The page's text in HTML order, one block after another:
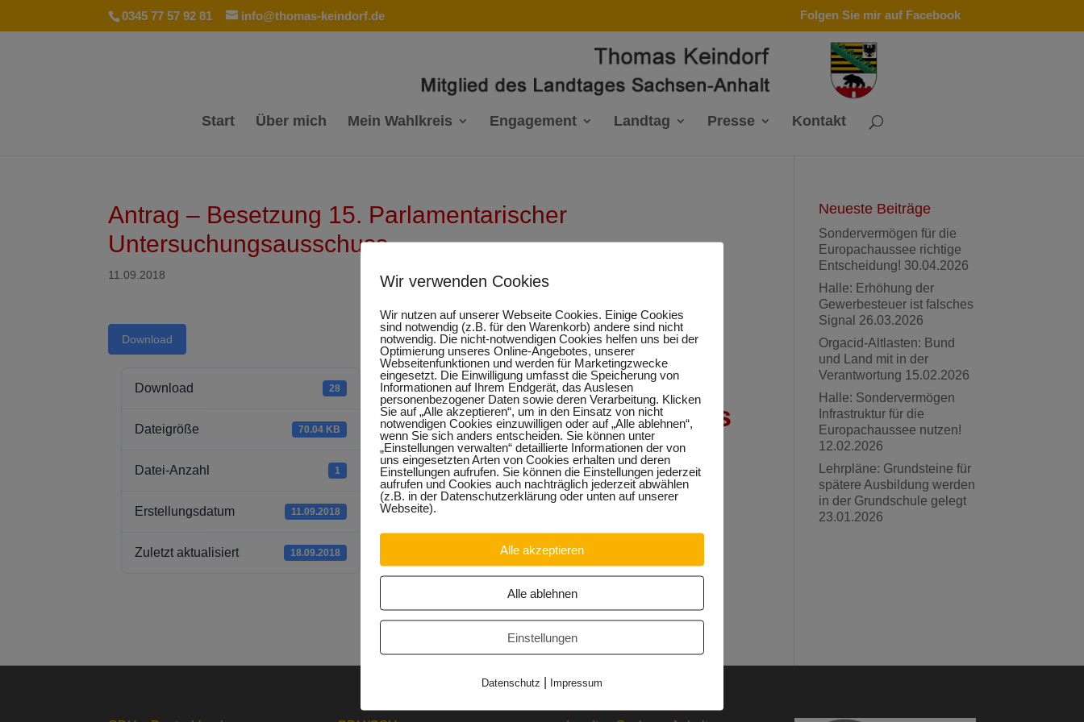
0345 77 57 92 81 info@thomas-keindorf.de Folgen Sie mir auf Facebook
Start Über mich Mein Wahlkreis Engagement Landtag Presse Kontakt
Antrag – Besetzung 15. Parlamentarischer
Untersuchungsausschuss
11.09.2018
Download
Download 28
Dateigröße 70.04 KB
Datei-Anzahl 1
Erstellungsdatum 11.09.2018
Zuletzt aktualisiert 18.09.2018
Antrag - Besetzung 15.
Parlamentarischer
Untersuchungsausschus
s
Neueste Beiträge
Sondervermögen für die
Europachaussee richtige
Entscheidung! 30.04.2026
Halle: Erhöhung der
Gewerbesteuer ist falsches
Signal 26.03.2026
Orgacid-Altlasten: Bund
und Land mit in der
Verantwortung 15.02.2026
Halle: Sondervermögen
Infrastruktur für die
Europachaussee nutzen!
12.02.2026
Lehrpläne: Grundsteine für
spätere Ausbildung werden
in der Grundschule gelegt
23.01.2026
Wir verwenden Cookies
Wir nutzen auf unserer Webseite Cookies. Einige Cookies
sind notwendig (z.B. für den Warenkorb) andere sind nicht
notwendig. Die nicht-notwendigen Cookies helfen uns bei der
Optimierung unseres Online-Angebotes, unserer
Webseitenfunktionen und werden für Marketingzwecke
eingesetzt. Die Einwilligung umfasst die Speicherung von
Informationen auf Ihrem Endgerät, das Auslesen
personenbezogener Daten sowie deren Verarbeitung. Klicken
Sie auf „Alle akzeptieren“, um in den Einsatz von nicht
notwendigen Cookies einzuwilligen oder auf „Alle ablehnen“,
wenn Sie sich anders entscheiden. Sie können unter
„Einstellungen verwalten“ detaillierte Informationen der von
uns eingesetzten Arten von Cookies erhalten und deren
Einstellungen aufrufen. Sie können die Einstellungen jederzeit
aufrufen und Cookies auch nachträglich jederzeit abwählen
(z.B. in der Datenschutzerklärung oder unten auf unserer
Webseite).
Alle akzeptieren
Alle ablehnen
Einstellungen
Datenschutz | Impressum